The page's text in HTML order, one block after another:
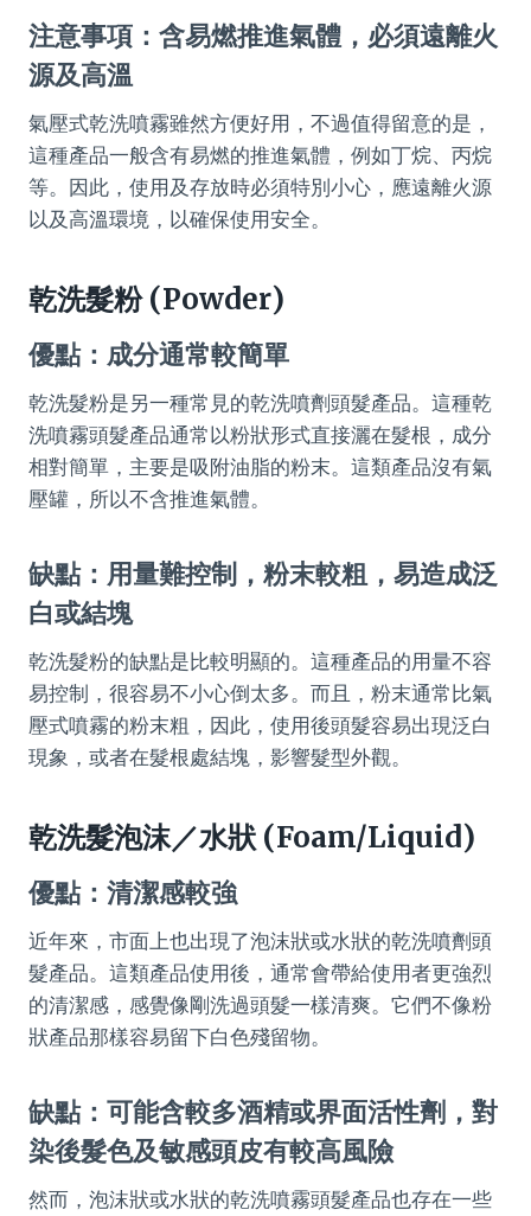
注意事項：含易燃推進氣體，必須遠離火
源及高溫
氣壓式乾洗噴霧雖然方便好用，不過值得留意的是，
這種產品一般含有易燃的推進氣體，例如丁烷、丙烷
等。因此，使用及存放時必須特別小心，應遠離火源
以及高溫環境，以確保使用安全。
乾洗髮粉 (Powder)
優點：成分通常較簡單
乾洗髮粉是另一種常見的乾洗噴劑頭髮產品。這種乾
洗噴霧頭髮產品通常以粉狀形式直接灑在髮根，成分
相對簡單，主要是吸附油脂的粉末。這類產品沒有氣
壓罐，所以不含推進氣體。
缺點：用量難控制，粉末較粗，易造成泛
白或結塊
乾洗髮粉的缺點是比較明顯的。這種產品的用量不容
易控制，很容易不小心倒太多。而且，粉末通常比氣
壓式噴霧的粉末粗，因此，使用後頭髮容易出現泛白
現象，或者在髮根處結塊，影響髮型外觀。
乾洗髮泡沫／水狀 (Foam/Liquid)
優點：清潔感較強
近年來，市面上也出現了泡沫狀或水狀的乾洗噴劑頭
髮產品。這類產品使用後，通常會帶給使用者更強烈
的清潔感，感覺像剛洗過頭髮一樣清爽。它們不像粉
狀產品那樣容易留下白色殘留物。
缺點：可能含較多酒精或界面活性劑，對
染後髮色及敏感頭皮有較高風險
然而，泡沫狀或水狀的乾洗噴霧頭髮產品也存在一些